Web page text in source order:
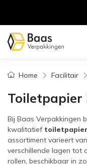
Home Facilitair
Toiletpapier
Bij Baas Verpakkingen
kwalitatief toiletpapier
assortiment varieert
verschillende lagen tot
rollen, beschikbaar in